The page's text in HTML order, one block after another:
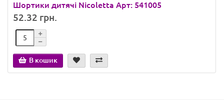
Шортики дитячі Nicoletta Арт: 541005
52.32 грн.
В кошик